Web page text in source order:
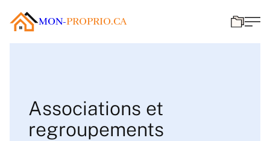
MON-PROPRIO.CA
Associations et
regroupements